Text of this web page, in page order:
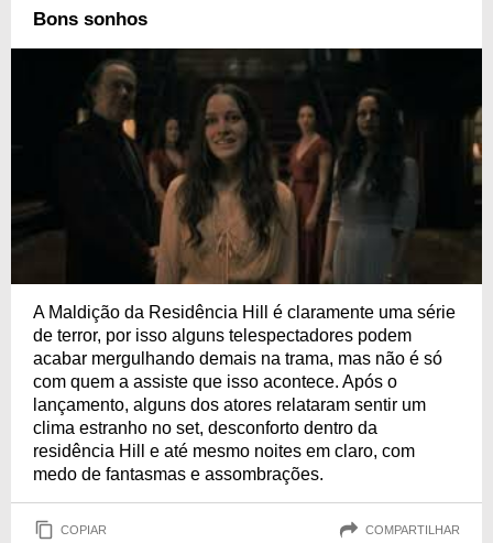
Bons sonhos
A Maldição da Residência Hill é claramente uma série
de terror, por isso alguns telespectadores podem
acabar mergulhando demais na trama, mas não é só
com quem a assiste que isso acontece. Após o
lançamento, alguns dos atores relataram sentir um
clima estranho no set, desconforto dentro da
residência Hill e até mesmo noites em claro, com
medo de fantasmas e assombrações.
COPIAR COMPARTILHAR